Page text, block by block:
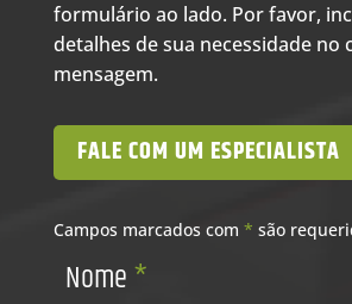
formulário ao lado. Por favor,
detalhes de sua necessidade no
mensagem.
FALE COM UM ESPECIALISTA
Campos marcados com * são
Nome*